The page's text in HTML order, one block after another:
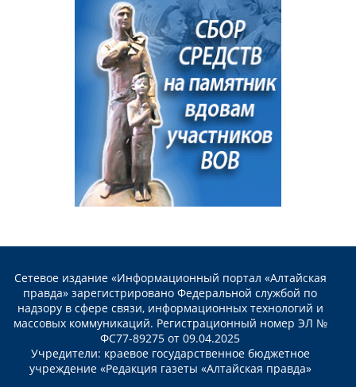
Сетевое издание «Информационный портал «Алтайская
правда» зарегистрировано Федеральной службой по
надзору в сфере связи, информационных технологий и
массовых коммуникаций. Регистрационный номер ЭЛ №
ФС77-89275 от 09.04.2025
Учредители: краевое государственное бюджетное
учреждение «Редакция газеты «Алтайская правда»